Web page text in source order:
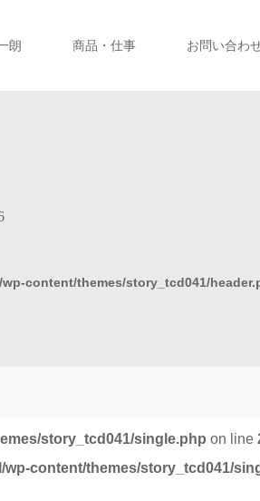
朗 商品・仕事 お問い合わ
content/themes/story_tcd041/
story_tcd041/single.php on line
content/themes/story_tcd041/